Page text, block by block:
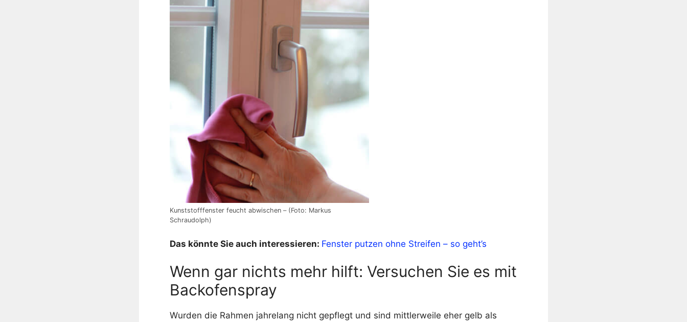
Kunststofffenster feucht abwischen – (Foto: Markus
Schraudolph)
Das könnte Sie auch interessieren: Fenster putzen ohne Streifen – so geht’s
Wenn gar nichts mehr hilft: Versuchen Sie es mit
Backofenspray
Wurden die Rahmen jahrelang nicht gepflegt und sind mittlerweile eher gelb als